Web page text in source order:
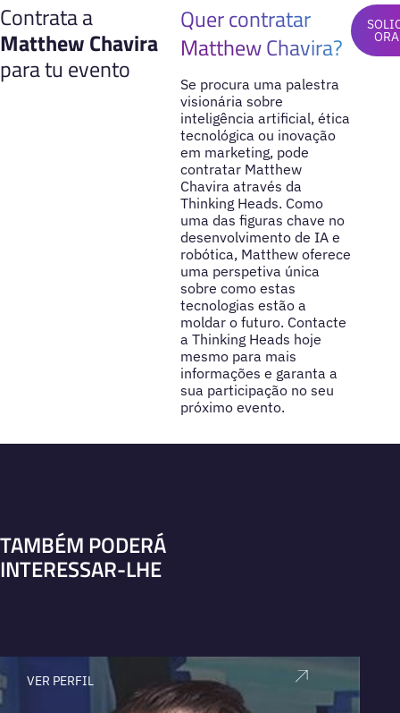
Contrata a
Matthew Chavira
para tu evento
Quer contratar
Matthew Chavira?
Se procura uma palestra
visionária sobre
inteligência artificial, ética
tecnológica ou inovação
em marketing, pode
contratar Matthew
Chavira através da
Thinking Heads. Como
uma das figuras chave no
desenvolvimento de IA e
robótica, Matthew oferece
uma perspetiva única
sobre como estas
tecnologias estão a
moldar o futuro. Contacte
a Thinking Heads hoje
mesmo para mais
informações e garanta a
sua participação no seu
próximo evento.
TAMBÉM PODERÁ
INTERESSAR-LHE
VER PERFIL